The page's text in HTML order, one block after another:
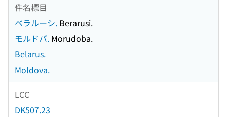
件名標目
ベラルーシ. Berarusi.
モルドバ. Morudoba.
Belarus.
Moldova.
LCC
DK507.23